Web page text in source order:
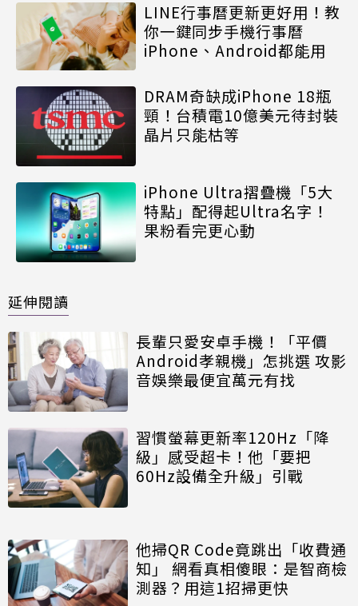
LINE行事曆更新更好用！教
你一鍵同步手機行事曆
iPhone、Android都能用
DRAM奇缺成iPhone 18瓶
頸！台積電10億美元待封裝
晶片只能枯等
iPhone Ultra摺疊機「5大
特點」配得起Ultra名字！
果粉看完更心動
延伸閱讀
長輩只愛安卓手機！「平價
Android孝親機」怎挑選 攻影
音娛樂最便宜萬元有找
習慣螢幕更新率120Hz「降
級」感受超卡！他「要把
60Hz設備全升級」引戰
他掃QR Code竟跳出「收費通
知」 網看真相傻眼：是智商檢
測器？用這1招掃更快